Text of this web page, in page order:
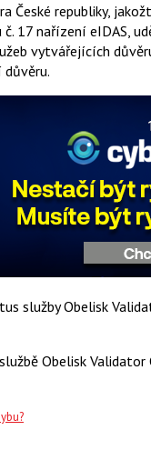
České republiky,
č. 17 nařízení eIDAS,
vytvářejících
služby Obelisk
Obelisk Validator